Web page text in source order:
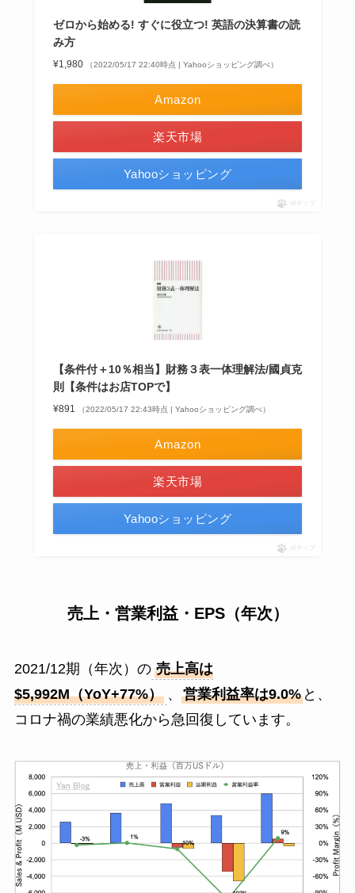
ゼロから始める! すぐに役立つ! 英語の決算書の読
み方
¥1,980 （2022/05/17 22:40時点 | Yahooショッピング調べ）
Amazon
楽天市場
Yahooショッピング
ポチップ
【条件付＋10％相当】財務３表一体理解法/國貞克
則【条件はお店TOPで】
¥891 （2022/05/17 22:43時点 | Yahooショッピング調べ）
Amazon
楽天市場
Yahooショッピング
ポチップ
売上・営業利益・EPS（年次）
2021/12期（年次）の 売上高は
$5,992M（YoY+77%） 、 営業利益率は9.0%と、
コロナ禍の業績悪化から急回復しています。